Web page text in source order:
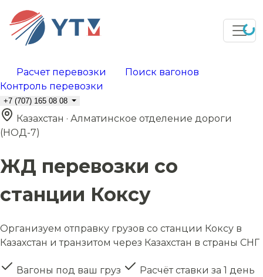
Расчет перевозки
Поиск вагонов
Контроль перевозки
+7 (707) 165 08 08
Казахстан · Алматинское отделение дороги
(НОД-7)
ЖД перевозки со
станции Коксу
Организуем отправку грузов со станции Коксу в
Казахстан и транзитом через Казахстан в страны СНГ
Вагоны под ваш груз
Расчёт ставки за 1 день